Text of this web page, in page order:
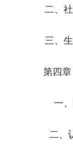
二、
三、
第四
一
二、